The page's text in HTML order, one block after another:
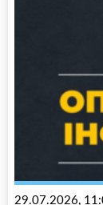
29.07.2026,